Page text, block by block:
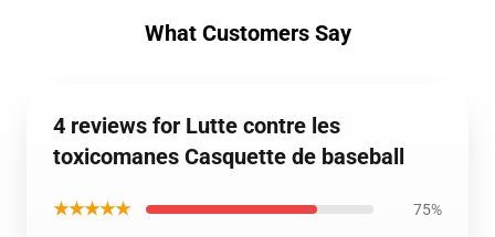
What Customers Say
4 reviews for Lutte contre les
toxicomanes Casquette de baseball
★★★★★ 75%